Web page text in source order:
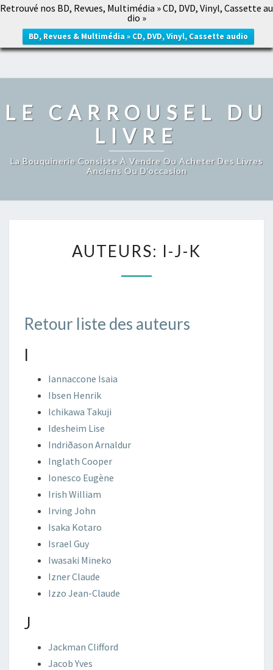
Retrouvé nos BD, Revues, Multimédia » CD, DVD, Vinyl, Cassette au
dio »
BD, Revues & Multimédia » CD, DVD, Vinyl, Cassette audio
LE CARROUSEL DU LIVRE
LE CARROUSEL DU
LIVRE
La Bouquinerie Consiste À Vendre Ou Acheter Des Livres
Anciens Ou D’occasion
I-
AUTEURS: I-J-K
Retour liste des auteurs
I
Iannaccone Isaia
Ibsen Henrik
Ichikawa Takuji
Idesheim Lise
Indriðason Arnaldur
Inglath Cooper
Ionesco Eugène
Irish William
Irving John
Isaka Kotaro
Israel Guy
Iwasaki Mineko
IznerClaude
Izzo Jean-Claude
J
Jackman Clifford
JacobYves